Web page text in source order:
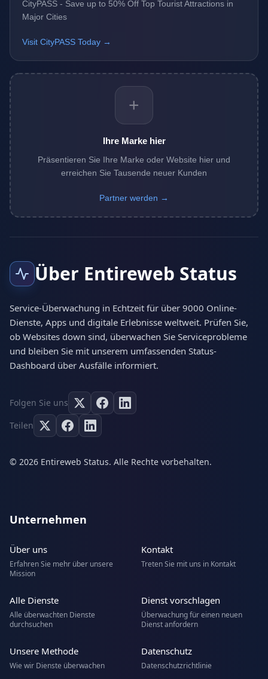
CityPASS - Save up to 50% Off Top Tourist Attractions in
Major Cities
Visit CityPASS Today →
+
Ihre Marke hier
Präsentieren Sie Ihre Marke oder Website hier und
erreichen Sie Tausende neuer Kunden
Partner werden →
Über Entireweb Status
Service-Überwachung in Echtzeit für über 9000 Online-
Dienste, Apps und digitale Erlebnisse weltweit. Prüfen Sie,
ob Websites down sind, überwachen Sie Serviceprobleme
und bleiben Sie mit unserem umfassenden Status-
Dashboard über Ausfälle informiert.
Folgen Sie uns
Teilen
© 2026 Entireweb Status. Alle Rechte vorbehalten.
Unternehmen
Über uns
Erfahren Sie mehr über unsere
Mission
Kontakt
Treten Sie mit uns in Kontakt
Alle Dienste
Alle überwachten Dienste
durchsuchen
Dienst vorschlagen
Überwachung für einen neuen
Dienst anfordern
Unsere Methode
Wie wir Dienste überwachen
Datenschutz
Datenschutzrichtlinie